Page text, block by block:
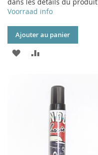
Voorraad info
Ajouter au panier
AJOUTER
COMPARATEUR